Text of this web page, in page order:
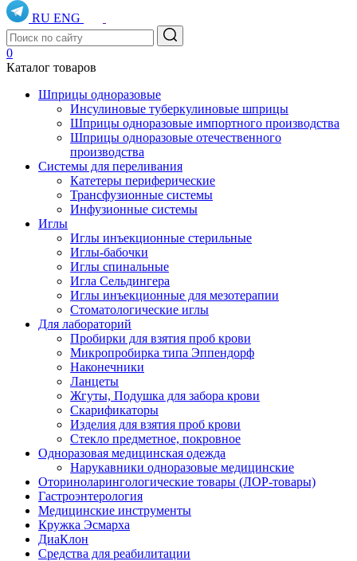
RU ENG
0
Каталог товаров
Шприцы одноразовые
Инсулиновые туберкулиновые шприцы
Шприцы одноразовые импортного производства
Шприцы одноразовые отечественного
производства
Системы для переливания
Катетеры периферические
Трансфузионные системы
Инфузионные системы
Иглы
Иглы инъекционные стерильные
Иглы-бабочки
Иглы спинальные
Игла Сельдингера
Иглы инъекционные для мезотерапии
Стоматологические иглы
Для лабораторий
Пробирки для взятия проб крови
Микропробирка типа Эппендорф
Наконечники
Ланцеты
Жгуты, Подушка для забора крови
Скарификаторы
Изделия для взятия проб крови
Стекло предметное, покровное
Одноразовая медицинская одежда
Нарукавники одноразовые медицинские
Оториноларингологические товары (ЛОР-товары)
Гастроэнтерология
Медицинские инструменты
Кружка Эсмарха
ДиаКлон
Средства для реабилитации